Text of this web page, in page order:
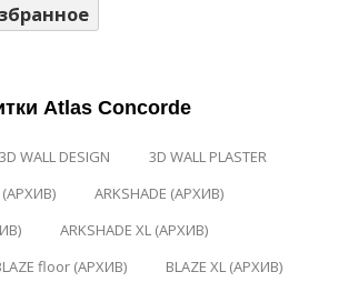
Atlas Concorde
3D WALL DESIGN
3D WALL PLASTER
(АРХИВ)
ARKSHADE (АРХИВ)
ARKSHADE XL (АРХИВ)
floor (АРХИВ)
BLAZE XL (АРХИВ)